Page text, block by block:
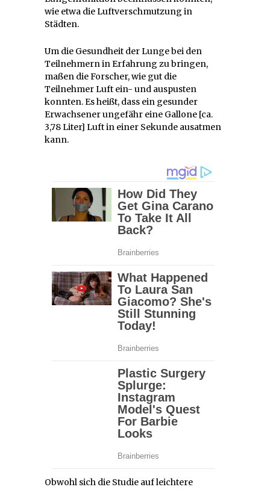
wie etwa die Luftverschmutzung in
Städten.
Um die Gesundheit der Lunge bei den
Teilnehmern in Erfahrung zu bringen,
maßen die Forscher, wie gut die
Teilnehmer Luft ein- und auspusten
konnten. Es heißt, dass ein gesunder
Erwachsener ungefähr eine Gallone [ca.
3,78 Liter] Luft in einer Sekunde ausatmen
kann.
Obwohl sich die Studie auf leichtere